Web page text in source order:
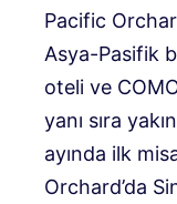
Pacific
Asya-Pasifik
oteli ve
yanı sıra
ayında ilk
Orchard’da